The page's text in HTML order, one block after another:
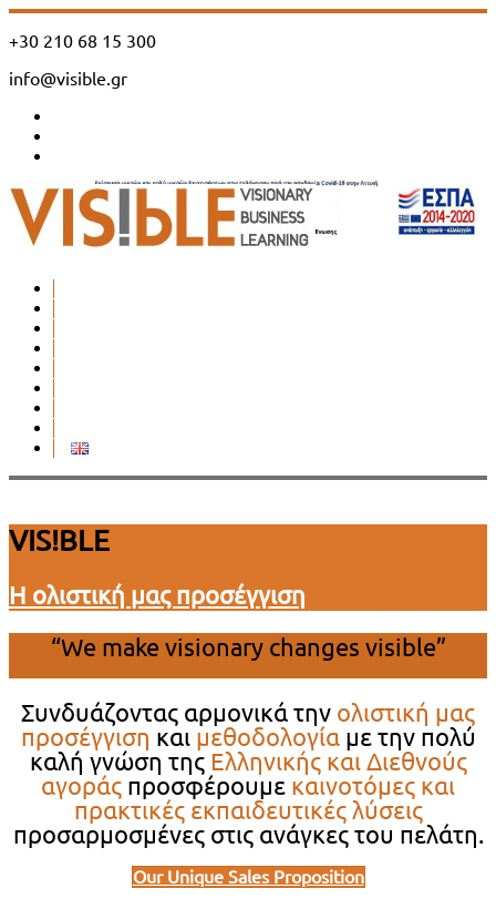
+30 210 68 15 300
info@visible.gr
VIS!BLE
Η ολιστική μας προσέγγιση
“We make visionary changes visible”
Συνδυάζοντας αρμονικά την ολιστική μας
προσέγγιση και μεθοδολογία με την πολύ
καλή γνώση της Ελληνικής και Διεθνούς
αγοράς προσφέρουμε καινοτόμες και
πρακτικές εκπαιδευτικές λύσεις
προσαρμοσμένες στις ανάγκες του πελάτη.
Our Unique Sales Proposition